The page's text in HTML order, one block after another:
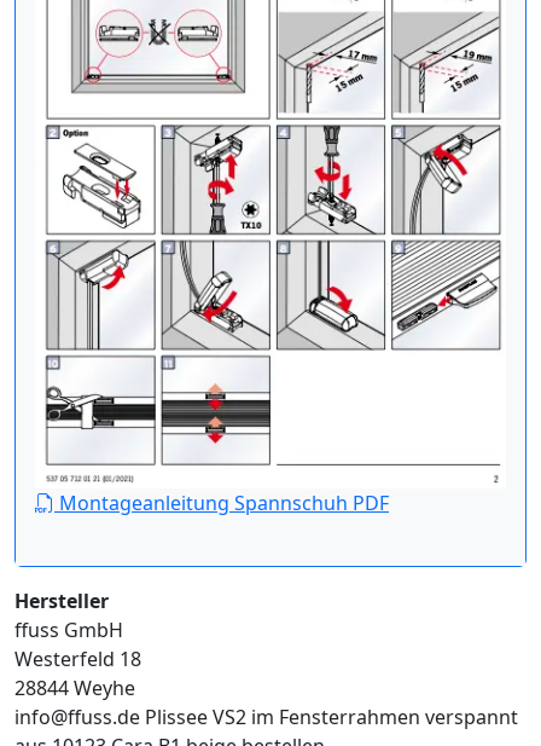
Montageanleitung Spannschuh PDF
Hersteller
ffuss GmbH
Westerfeld 18
28844 Weyhe
info@ffuss.de Plissee VS2 im Fensterrahmen verspannt